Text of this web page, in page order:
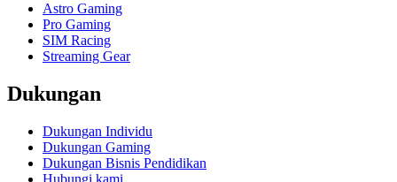
Astro Gaming
Pro Gaming
SIM Racing
Streaming Gear
Dukungan
Dukungan Individu
Dukungan Gaming
Dukungan Bisnis Pendidikan